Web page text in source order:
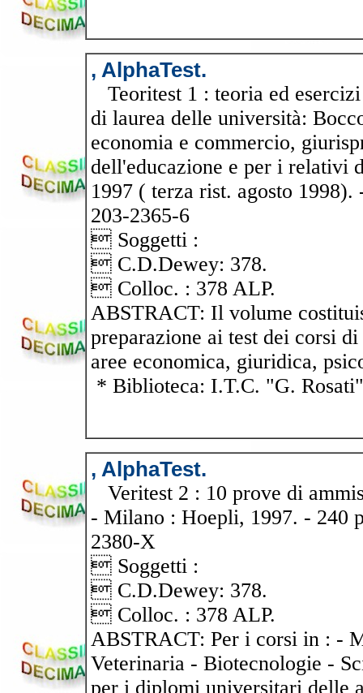
, AlphaTest.
Teoritest 1 : teoria ed
di laurea delle università:
economia e commercio,
dell'educazione e per i
1997 ( terza rist. agosto
203-2365-6
 Soggetti :
 C.D.Dewey: 378.
 Colloc. : 378 ALP.
ABSTRACT: Il volume
preparazione ai test dei corsi
aree economica, giuridica,
* Biblioteca: I.T.C. "G. Rosati"
, AlphaTest.
Veritest 2 : 10 prove di
- Milano : Hoepli, 1997. - 240
2380-X
 Soggetti :
 C.D.Dewey: 378.
 Colloc. : 378 ALP.
ABSTRACT: Per i corsi in : -
Veterinaria - Biotecnologie -
per i diplomi universitari delle